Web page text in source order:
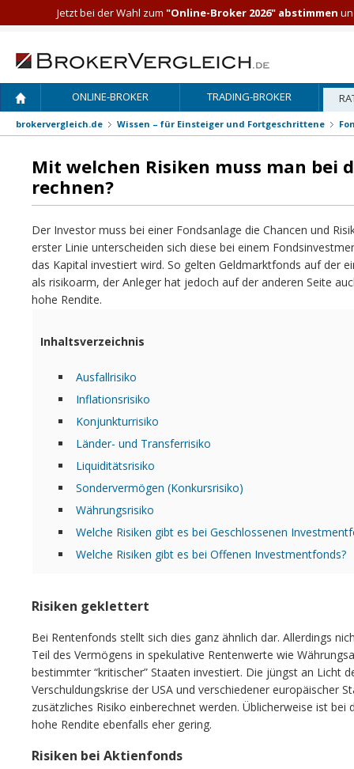
ONLINE-BROKER TRADING-BROKER
brokervergleich.de Wissen – für Einsteiger und Fortgeschrittene
Mit welchen Risiken muss man bei
rechnen?
Der Investor muss bei einer Fondsanlage die Chancen und
erster Linie unterscheiden sich diese bei einem
das Kapital investiert wird. So gelten Geldmarktfonds auf der
als risikoarm, der Anleger hat jedoch auf der anderen Seite
hohe Rendite.
Inhaltsverzeichnis
Ausfallrisiko
Inflationsrisiko
Konjunkturrisiko
Länder- und Transferrisiko
Liquiditätsrisiko
Sondervermögen (Konkursrisiko)
Währungsrisiko
Welche Risiken gibt es bei Geschlossenen
Welche Risiken gibt es bei Offenen Investmentfonds?
Risiken geklettert
Bei Rentenfonds stellt sich dies ganz ähnlich dar. Allerdings
Teil des Vermögens in spekulative Rentenwerte wie
bestimmter “kritischer” Staaten investiert. Die jüngst an Licht
Verschuldungskrise der USA und verschiedener europäischer
zusätzliches Risiko einberechnet werden. Üblicherweise ist bei
hohe Rendite ebenfalls eher gering.
Risiken bei Aktienfonds
Jetzt bei der Wahl zum "Online-Broker 2026" abstimmen